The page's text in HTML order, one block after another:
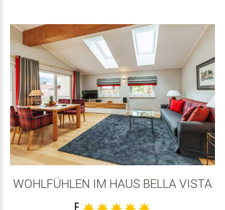
WOHLFÜHLEN IM HAUS BELLA VISTA